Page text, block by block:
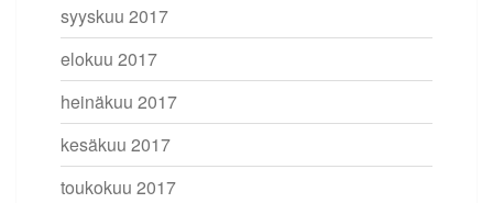
syyskuu 2017
elokuu 2017
heinäkuu 2017
kesäkuu 2017
toukokuu 2017